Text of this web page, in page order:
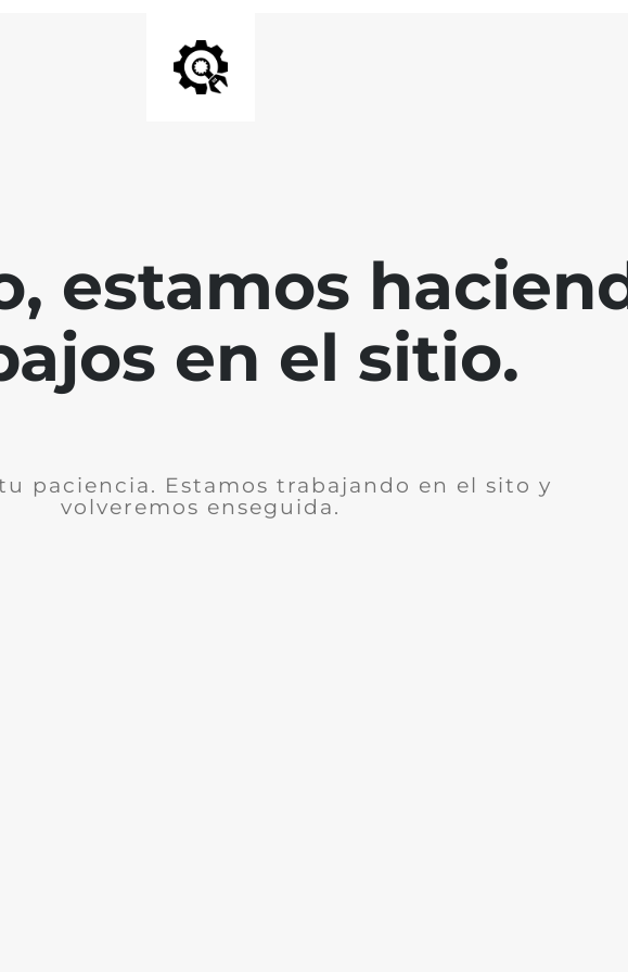
estamos
en el sitio.
paciencia. Estamos trabajando en el sito y
volveremos enseguida.